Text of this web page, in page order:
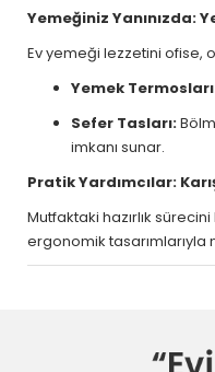
Yemeğiniz Yanınızda:
Ev yemeği lezzetini ofise,
Yemek
Sefer Tasları:
imkanı sunar.
Pratik Yardımcılar:
Mutfaktaki hazırlık
ergonomik tasarımlarıyla